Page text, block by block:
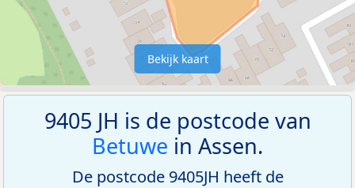
Bekijk kaart
9405 JH is de postcode van
Betuwe in Assen.
De postcode 9405JH heeft de